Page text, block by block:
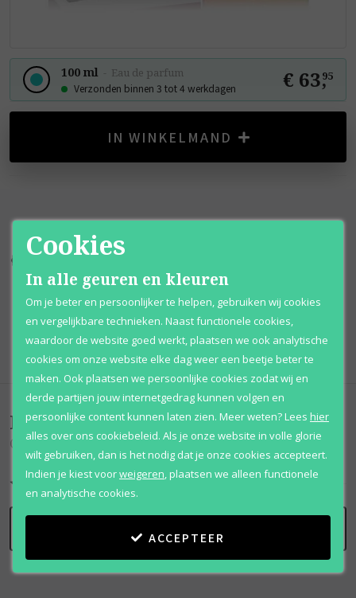
100 ml Eau de parfum
Verzonden binnen 3 tot 4 werkdagen € 63,
95
IN WINKELMAND
100% originele Afhalen mogelijk
Qshops Keurmerk
Beoordelingen(0)
Club De Nuit Untold
SCHRIJF BEOORDELING
Cookies
In alle geuren en kleuren
Om je beter en persoonlijker te helpen, gebruiken wij cookies
en vergelijkbare technieken. Naast functionele cookies,
waardoor de website goed werkt, plaatsen we ook analytische
cookies om onze website elke dag weer een beetje beter te
maken. Ook plaatsen we persoonlijke cookies zodat wij en
derde partijen jouw internetgedrag kunnen volgen en
persoonlijke content kunnen laten zien. Meer weten?Lees hier
alles over ons cookiebeleid. Als je onze website in volle glorie
wilt gebruiken, dan is het nodig dat je onze cookies accepteert.
Indien je kiest voorweigeren,plaatsen we alleen functionele
en analytische cookies.
ACCEPTEER